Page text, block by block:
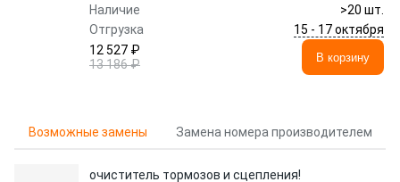
Наличие
>20 шт.
Отгрузка
15 - 17 октября
12 527 ₽
13 186 ₽
В корзину
Возможные замены Замена номера производителем
очиститель тормозов и сцепления!